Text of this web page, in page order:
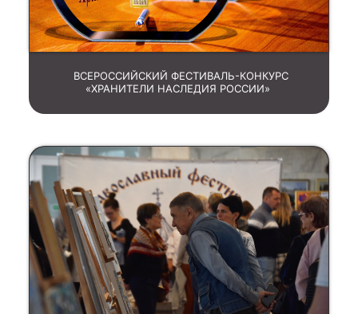
ВСЕРОССИЙСКИЙ ФЕСТИВАЛЬ-КОНКУРС
«ХРАНИТЕЛИ НАСЛЕДИЯ РОССИИ»